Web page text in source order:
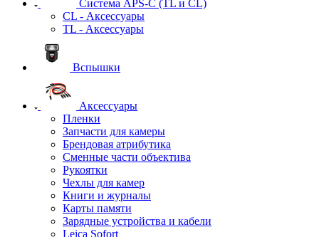
Система APS-C (TL и CL)
CL - Аксессуары
TL - Аксессуары
Вспышки
Аксессуары
Пленки
Запчасти для камеры
Брендовая атрибутика
Сменные части объектива
Рукоятки
Чехлы для камер
Книги и журналы
Карты памяти
Зарядные устройства и кабели
Leica Sofort